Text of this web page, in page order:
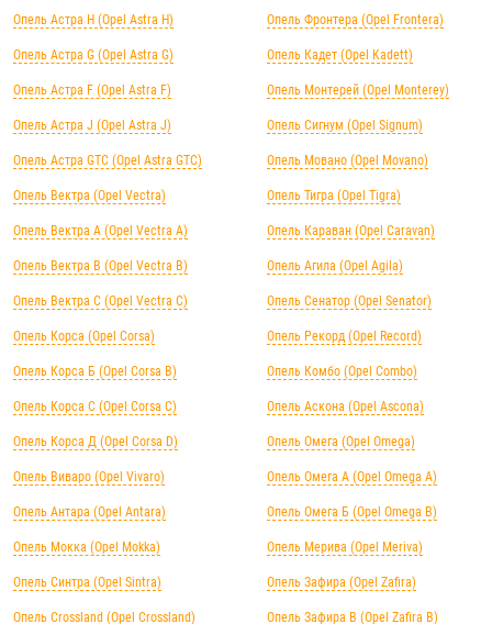
Опель Астра H (Opel Astra H)
Опель Астра G (Opel Astra G)
Опель Астра F (Opel Astra F)
Опель Астра J (Opel Astra J)
Опель Астра GTC (Opel Astra GTC)
Опель Вектра (Opel Vectra)
Опель Вектра А (Opel Vectra А)
Опель Вектра B (Opel Vectra B)
Опель Вектра C (Opel Vectra C)
Опель Корса (Opel Corsa)
Опель Корса Б (Opel Corsa B)
Опель Корса С (Opel Corsa C)
Опель Корса Д (Opel Corsa D)
Опель Виваро (Opel Vivaro)
Опель Антара (Opel Antara)
Опель Мокка (Opel Mokka)
Опель Синтра (Opel Sintra)
Опель Crossland (Opel Crossland)
Опель Фронтера (Opel Frontera)
Опель Кадет (Opel Kadett)
Опель Монтерей (Opel Monterey)
Опель Сигнум (Opel Signum)
Опель Мовано (Opel Movano)
Опель Тигра (Opel Tigra)
Опель Караван (Opel Caravan)
Опель Агила (Opel Agila)
Опель Сенатор (Opel Senator)
Опель Рекорд (Opel Record)
Опель Комбо (Opel Combo)
Опель Аскона (Opel Ascona)
Опель Омега (Opel Omega)
Опель Омега А (Opel Omega A)
Опель Омега Б (Opel Omega B)
Опель Мерива (Opel Meriva)
Опель Зафира (Opel Zafira)
Опель Зафира B (Opel Zafira B)